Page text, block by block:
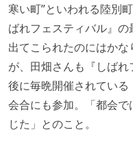
寒い町”といわれる陸別
ばれフェスティバル』
出てこられたのにはか
が、田畑さんも『しば
後に毎晩開催されてい
会合にも参加。「都会
じた」とのこと。